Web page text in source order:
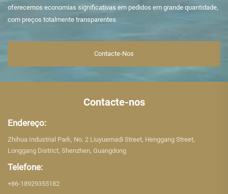
oferecemos economias significativas em pedidos em grande quantidade,
com preços totalmente transparentes.
Contacte-Nos
Contacte-nos
Endereço:
Zhihua Industrial Park, No. 2 Liuyuemadi Street, Henggang Street,
Longgang District, Shenzhen, Guangdong
Telefone:
+86-18929355182